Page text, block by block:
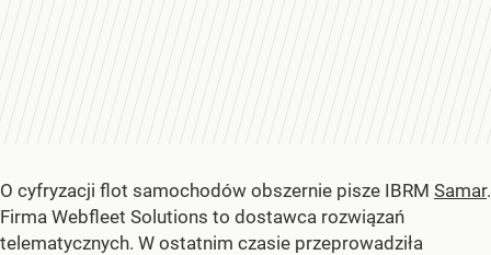
O cyfryzacji flot samochodów obszernie pisze IBRM Samar.
Firma Webfleet Solutions to dostawca rozwiązań
telematycznych. W ostatnim czasie przeprowadziła